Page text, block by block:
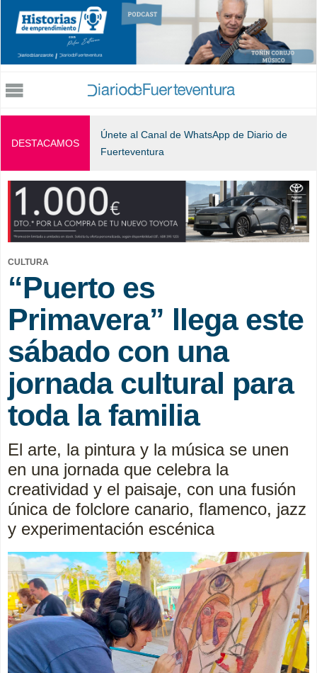
Jump to navigation
DESTACAMOS
Únete al Canal de WhatsApp de Diario de
Fuerteventura
CULTURA
“Puerto es
Primavera” llega este
sábado con una
jornada cultural para
toda la familia
El arte, la pintura y la música se unen
en una jornada que celebra la
creatividad y el paisaje, con una fusión
única de folclore canario, flamenco, jazz
y experimentación escénica